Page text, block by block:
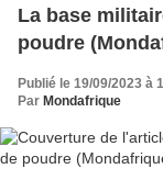
La base
poudre
Publié le 19/09/2023 à
Par Mondafrique